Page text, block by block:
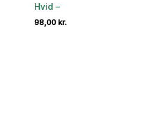
Hvid –
98,00 kr.